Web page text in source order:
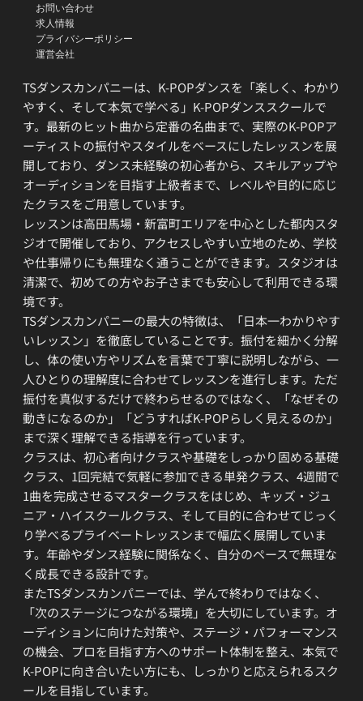
TSダンスカンパニーは、K-POPダンスを「楽しく、わかり
やすく、そして本気で学べる」K-POPダンススクールで
す。最新のヒット曲から定番の名曲まで、実際のK-POPア
ーティストの振付やスタイルをベースにしたレッスンを展
開しており、ダンス未経験の初心者から、スキルアップや
オーディションを目指す上級者まで、レベルや目的に応じ
たクラスをご用意しています。
レッスンは高田馬場・新富町エリアを中心とした都内スタ
ジオで開催しており、アクセスしやすい立地のため、学校
や仕事帰りにも無理なく通うことができます。スタジオは
清潔で、初めての方やお子さまでも安心して利用できる環
境です。
TSダンスカンパニーの最大の特徴は、「日本一わかりやす
いレッスン」を徹底していることです。振付を細かく分解
し、体の使い方やリズムを言葉で丁寧に説明しながら、一
人ひとりの理解度に合わせてレッスンを進行します。ただ
振付を真似するだけで終わらせるのではなく、「なぜその
動きになるのか」「どうすればK-POPらしく見えるのか」
まで深く理解できる指導を行っています。
クラスは、初心者向けクラスや基礎をしっかり固める基礎
クラス、1回完結で気軽に参加できる単発クラス、4週間で
1曲を完成させるマスタークラスをはじめ、キッズ・ジュ
ニア・ハイスクールクラス、そして目的に合わせてじっく
り学べるプライベートレッスンまで幅広く展開していま
す。年齢やダンス経験に関係なく、自分のペースで無理な
く成長できる設計です。
またTSダンスカンパニーでは、学んで終わりではなく、
「次のステージにつながる環境」を大切にしています。オ
ーディションに向けた対策や、ステージ・パフォーマンス
の機会、プロを目指す方へのサポート体制を整え、本気で
K-POPに向き合いたい方にも、しっかりと応えられるスク
ールを目指しています。
お問い合わせ
求人情報
プライバシーポリシー
運営会社